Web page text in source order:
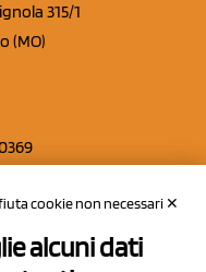
315/1
(MO)
i.v.
cookie non necessari ✕
alcuni dati